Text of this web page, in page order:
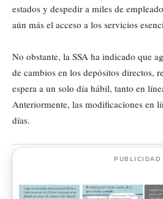
estados y despedir a miles de
aún más el acceso a los servicios
No obstante, la SSA ha indicado que
de cambios en los depósitos directos,
espera a un solo día hábil, tanto en
Anteriormente, las modificaciones en
días.
PUBLICIDAD